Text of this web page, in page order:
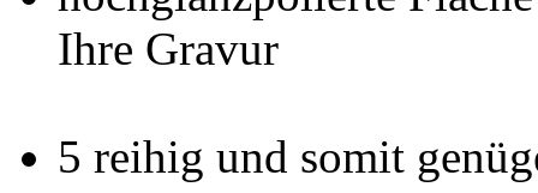
Ihre Gravur
5 reihig und somit